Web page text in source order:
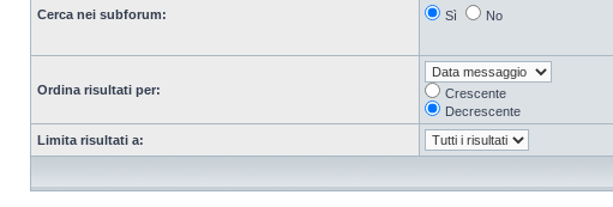
Cerca nei subforum: Sì No
Ordina risultati per:
Crescente
Decrescente
Limita risultati a: